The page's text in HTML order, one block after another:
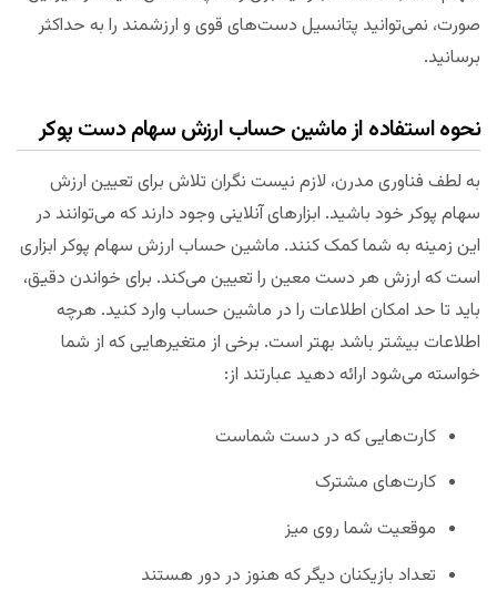
صورت، نمی‌توانید پتانسیل دست‌های قوی و ارزشمند را به حداکثر
برسانید.
نحوه استفاده از ماشین حساب ارزش سهام دست پوکر
به لطف فناوری مدرن، لازم نیست نگران تلاش برای تعیین ارزش
سهام پوکر خود باشید. ابزارهای آنلاینی وجود دارند که می‌توانند در
این زمینه به شما کمک کنند. ماشین حساب ارزش سهام پوکر ابزاری
است که ارزش هر دست معین را تعیین می‌کند. برای خواندن دقیق،
باید تا حد امکان اطلاعات را در ماشین حساب وارد کنید. هرچه
اطلاعات بیشتر باشد بهتر است. برخی از متغیرهایی که از شما
خواسته می‌شود ارائه دهید عبارتند از:
کارت‌هایی که در دست شماست
کارت‌های مشترک
موقعیت شما روی میز
تعداد بازیکنان دیگر که هنوز در دور هستند